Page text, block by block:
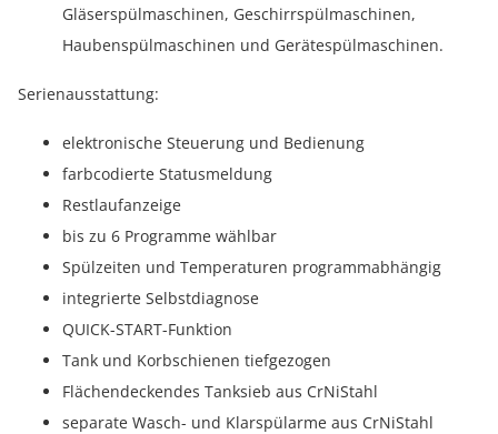
Gläserspülmaschinen, Geschirrspülmaschinen,
Haubenspülmaschinen und Gerätespülmaschinen.
Serienausstattung:
elektronische Steuerung und Bedienung
farbcodierte Statusmeldung
Restlaufanzeige
bis zu 6 Programme wählbar
Spülzeiten und Temperaturen programmabhängig
integrierte Selbstdiagnose
QUICK-START-Funktion
Tank und Korbschienen tiefgezogen
Flächendeckendes Tanksieb aus CrNiStahl
separate Wasch- und Klarspülarme aus CrNiStahl